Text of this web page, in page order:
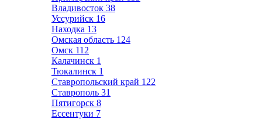
Владивосток 38
Уссурийск 16
Находка 13
Омская область 124
Омск 112
Калачинск 1
Тюкалинск 1
Ставропольский край 122
Ставрополь 31
Пятигорск 8
Ессентуки 7